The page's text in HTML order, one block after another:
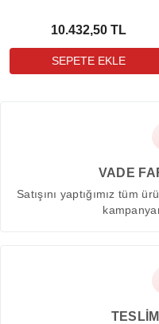
10.432,50 TL
VADE
Satışını yaptığımız tüm